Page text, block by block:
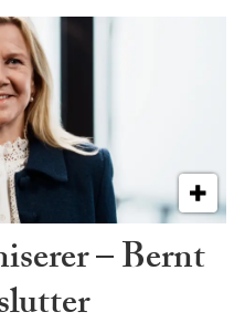
– Bernt